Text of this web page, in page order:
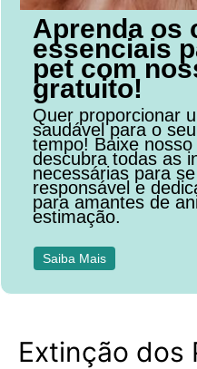
Aprenda os
essenciais
pet com
gratuito!
Quer proporcionar
saudável para o
tempo! Baixe
descubra todas as
necessárias para
responsável e
para amantes de
estimação.
Saiba Mais
Extinção dos